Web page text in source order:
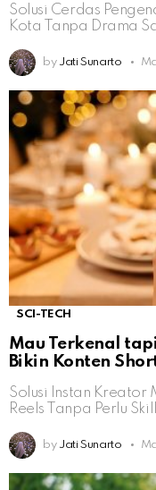
Solusi Cerdas
Kota Tanpa Drama
by Jati Sunarto
SCI-TECH
Mau Terkenal
Bikin Konten
Solusi Instan Kreator
Reels Tanpa Perlu
by Jati Sunarto